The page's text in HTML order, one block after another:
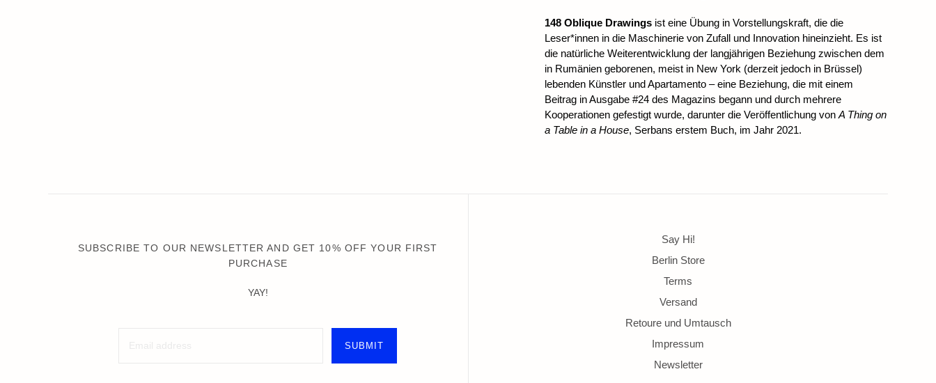
148 Oblique Drawings ist eine Übung in Vorstellungskraft, die die
Leser*innen in die Maschinerie von Zufall und Innovation hineinzieht. Es ist
die natürliche Weiterentwicklung der langjährigen Beziehung zwischen dem
in Rumänien geborenen, meist in New York (derzeit jedoch in Brüssel)
lebenden Künstler und Apartamento – eine Beziehung, die mit einem
Beitrag in Ausgabe #24 des Magazins begann und durch mehrere
Kooperationen gefestigt wurde, darunter die Veröffentlichung vonA Thing on
a Table in a House, Serbans erstem Buch, im Jahr 2021.
SUBSCRIBE TO OUR NEWSLETTER AND GET 10% OFF YOUR FIRST
PURCHASE
YAY!
Say Hi!
Berlin Store
Terms
Versand
Retoure und Umtausch
Impressum
Newsletter